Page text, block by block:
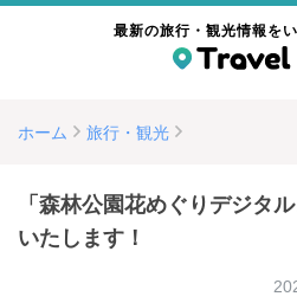
最新の旅行・観光情報を
ホーム 旅行・観光
「森林公園花めぐりデジタ
いたします！